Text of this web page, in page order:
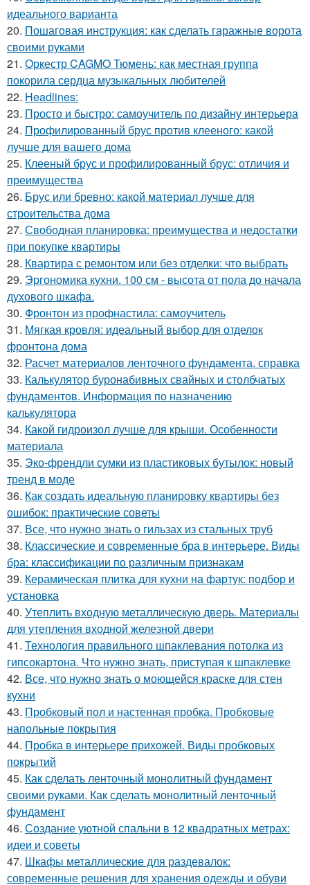
идеального варианта
20. Пошаговая инструкция: как сделать гаражные ворота
своими руками
21. Оркестр CAGMO Тюмень: как местная группа
покорила сердца музыкальных любителей
22. Headlines:
23. Просто и быстро: самоучитель по дизайну интерьера
24. Профилированный брус против клееного: какой
лучше для вашего дома
25. Клееный брус и профилированный брус: отличия и
преимущества
26. Брус или бревно: какой материал лучше для
строительства дома
27. Свободная планировка: преимущества и недостатки
при покупке квартиры
28. Квартира с ремонтом или без отделки: что выбрать
29. Эргономика кухни. 100 см - высота от пола до начала
духового шкафа.
30. Фронтон из профнастила: самоучитель
31. Мягкая кровля: идеальный выбор для отделок
фронтона дома
32. Расчет материалов ленточного фундамента. справка
33. Калькулятор буронабивных свайных и столбчатых
фундаментов. Информация по назначению
калькулятора
34. Какой гидроизол лучше для крыши. Особенности
материала
35. Эко-френдли сумки из пластиковых бутылок: новый
тренд в моде
36. Как создать идеальную планировку квартиры без
ошибок: практические советы
37. Все, что нужно знать о гильзах из стальных труб
38. Классические и современные бра в интерьере. Виды
бра: классификации по различным признакам
39. Керамическая плитка для кухни на фартук: подбор и
установка
40. Утеплить входную металлическую дверь. Материалы
для утепления входной железной двери
41. Технология правильного шпаклевания потолка из
гипсокартона. Что нужно знать, приступая к шпаклевке
42. Все, что нужно знать о моющейся краске для стен
кухни
43. Пробковый пол и настенная пробка. Пробковые
напольные покрытия
44. Пробка в интерьере прихожей. Виды пробковых
покрытий
45. Как сделать ленточный монолитный фундамент
своими руками. Как сделать монолитный ленточный
фундамент
46. Создание уютной спальни в 12 квадратных метрах:
идеи и советы
47. Шкафы металлические для раздевалок:
современные решения для хранения одежды и обуви